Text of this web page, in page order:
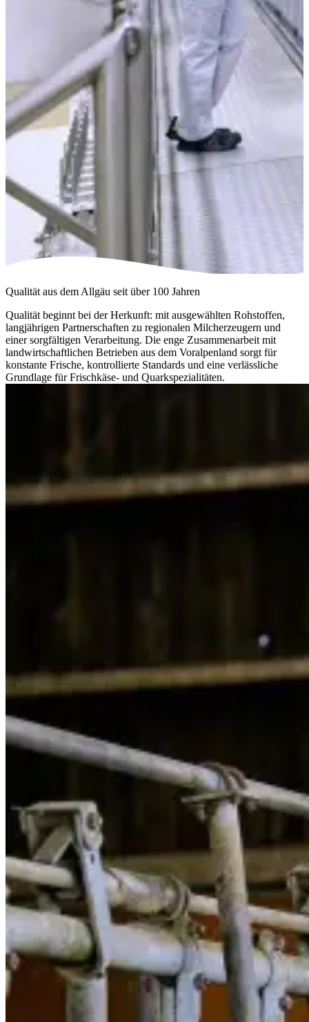
Qualität aus dem Allgäu seit über 100 Jahren
Qualität beginnt bei der Herkunft: mit ausgewählten Rohstoffen,
langjährigen Partnerschaften zu regionalen Milcherzeugern und
einer sorgfältigen Verarbeitung. Die enge Zusammenarbeit mit
landwirtschaftlichen Betrieben aus dem Voralpenland sorgt für
konstante Frische, kontrollierte Standards und eine verlässliche
Grundlage für Frischkäse- und Quarkspezialitäten.